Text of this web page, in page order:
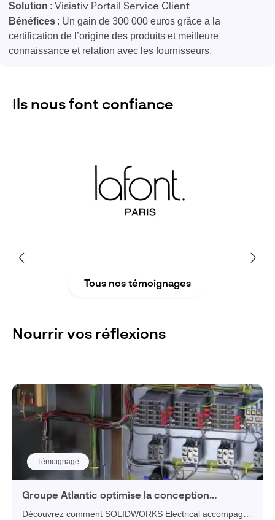
Solution : Visiativ Portail Service Client
Bénéfices : Un gain de 300 000 euros grâce a la
certification de l’origine des produits et meilleure
connaissance et relation avec les fournisseurs.
Ils nous font confiance
Tous nos témoignages
Nourrir vos réflexions
Témoignage
Groupe Atlantic optimise la conception
électrique de ses produits avec SOLIDWORKS
Découvrez comment SOLIDWORKS Electrical accompagne